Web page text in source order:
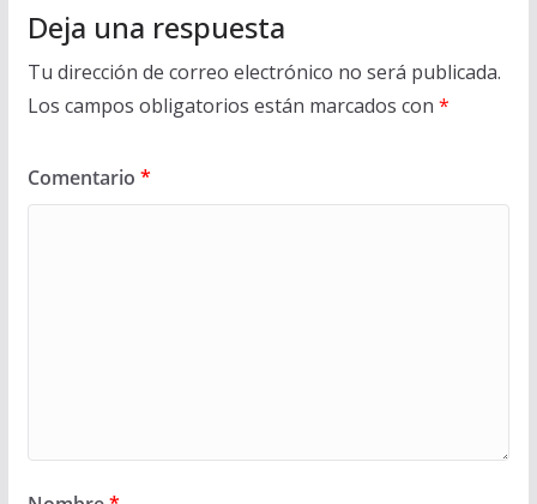
Deja una respuesta
Tu dirección de correo electrónico no será publicada.
Los campos obligatorios están marcados con *
Comentario *